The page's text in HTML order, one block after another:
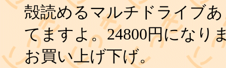
殻読めるマルチドライブ
てますよ。24800円になり
お買い上げ下げ。